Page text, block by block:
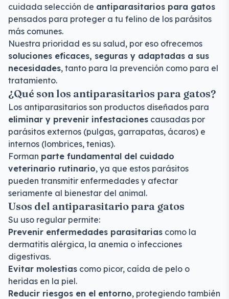
cuidada selección de antiparasitarios para gatos
pensados para proteger a tu felino de los parásitos
más comunes.
Nuestra prioridad es su salud, por eso ofrecemos
soluciones eficaces, seguras y adaptadas a sus
necesidades, tanto para la prevención como para el
tratamiento.
¿Qué son los antiparasitarios para gatos?
Los antiparasitarios son productos diseñados para
eliminar y prevenir infestaciones causadas por
parásitos externos (pulgas, garrapatas, ácaros) e
internos (lombrices, tenias).
Forman parte fundamental del cuidado
veterinario rutinario, ya que estos parásitos
pueden transmitir enfermedades y afectar
seriamente al bienestar del animal.
Usos del antiparasitario para gatos
Su uso regular permite:
Prevenir enfermedades parasitarias como la
dermatitis alérgica, la anemia o infecciones
digestivas.
Evitar molestias como picor, caída de pelo o
heridas en la piel.
Reducir riesgos en el entorno, protegiendo también